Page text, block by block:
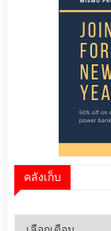
คลังเก็บ
คลัง